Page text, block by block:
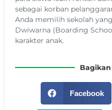
sebagai korban
Anda memilih sekolah
Dwiwarna (Boarding
karakter anak.
Facebook